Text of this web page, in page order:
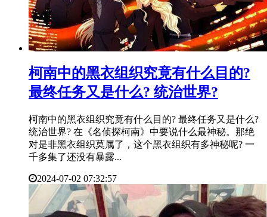
​柯南中的黑衣组织究竟有什么目的?
最终任务又是什么? 统治世界?
柯南中的黑衣组织究竟有什么目的? 最终任务又是什么?
统治世界? 在《名侦探柯南》中要说什么最神秘。那绝
对是非黑衣组织莫属了，这个黑衣组织有多神秘呢? 一
千多集了还没有暴露...
2024-07-02 07:32:57